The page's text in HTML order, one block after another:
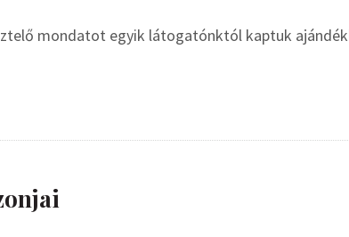
mondatot egyik látogatónktól kaptuk